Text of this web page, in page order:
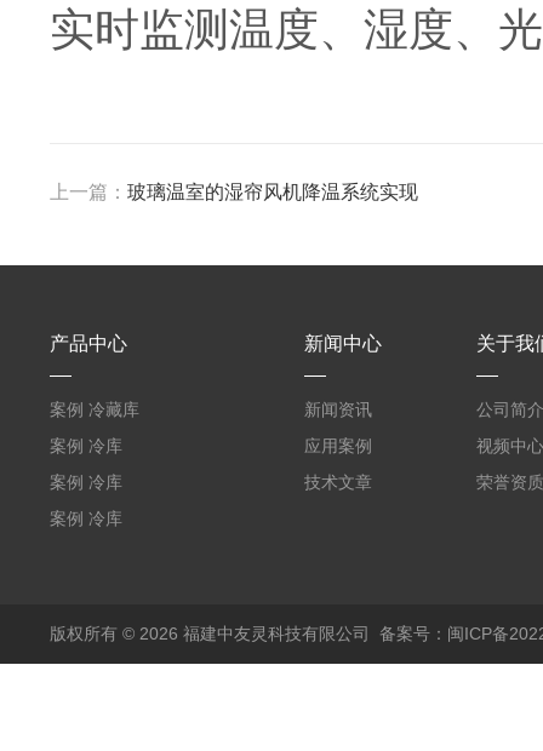
实时监测温度、湿度、
上一篇： 玻璃温室的湿帘风机降温系统实现
产品中心
案例 冷藏库
W5400mm*H2800mm*L7010mm
案例 冷库
（L5.8m*W3.5m*H2m）
福建兵工厂
案例 冷库
（L3.6m*W6.5m*2.5m）
案例 冷库
新闻中心
新闻资讯
应用案例
技术文章
关于我
公司简介
视频中心
荣誉资质
版权所有 © 2026 福建中友灵科技有限公司 备案号：闽ICP备